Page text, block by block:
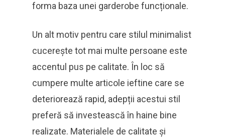
forma baza unei garderobe funcționale.
Un alt motiv pentru care stilul minimalist
cucerește tot mai multe persoane este
accentul pus pe calitate. În loc să
cumpere multe articole ieftine care se
deteriorează rapid, adepții acestui stil
preferă să investească în haine bine
realizate. Materialele de calitate și